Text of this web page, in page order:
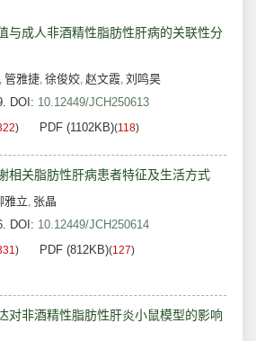
与成人非酒精性脂肪性肝病的关联性分
, 管雅捷, 徐俊姣, 赵文霞, 刘鸣昊
DOI: 10.12449/JCH250613
) PDF (1102KB)(118)
相关脂肪性肝病患者特征及生活方式
雅立, 张晶
DOI: 10.12449/JCH250614
) PDF (812KB)(127)
对非酒精性脂肪性肝炎小鼠模型的影响